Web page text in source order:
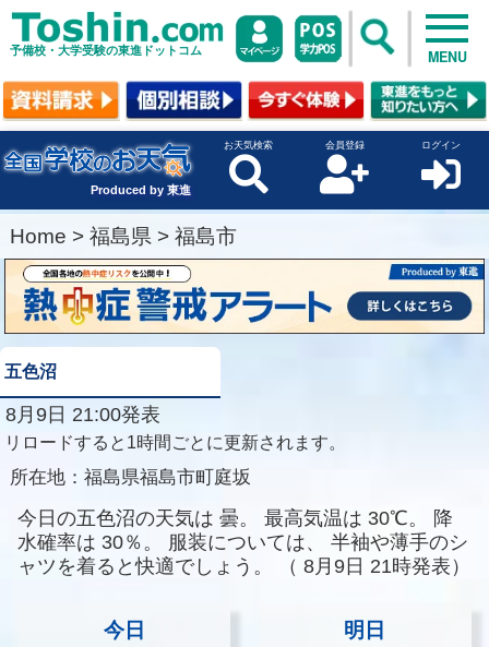
予備校・大学受験の東進ドットコム MENU
Produced by 東進
お天気検索 会員登録 ログイン
Home > 福島県 > 福島市
五色沼
8月9日 21:00発表
リロードすると1時間ごとに更新されます。
所在地： 福島県福島市町庭坂
今日の五色沼の天気は 曇。 最高気温は 30℃。
降
水確率は 30％。 服装については、
半袖や薄手のシ
ャツを着ると快適でしょう。
（ 8月9日 21時発表）
今日 明日